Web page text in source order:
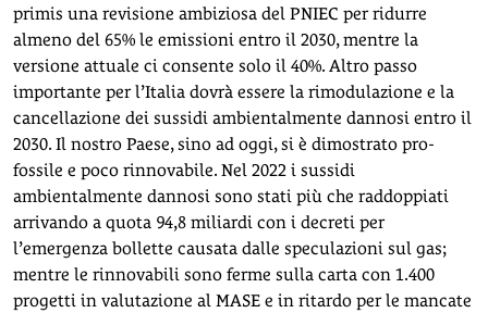
primis una revisione ambiziosa del PNIEC per ridurre
almeno del 65% le emissioni entro il 2030, mentre la
versione attuale ci consente solo il 40%. Altro passo
importante per l’Italia dovrà essere la rimodulazione e la
cancellazione dei sussidi ambientalmente dannosi entro il
2030. Il nostro Paese, sino ad oggi, si è dimostrato pro-
fossile e poco rinnovabile. Nel 2022 i sussidi
ambientalmente dannosi sono stati più che raddoppiati
arrivando a quota 94,8 miliardi con i decreti per
l’emergenza bollette causata dalle speculazioni sul gas;
mentre le rinnovabili sono ferme sulla carta con 1.400
progetti in valutazione al MASE e in ritardo per le mancate